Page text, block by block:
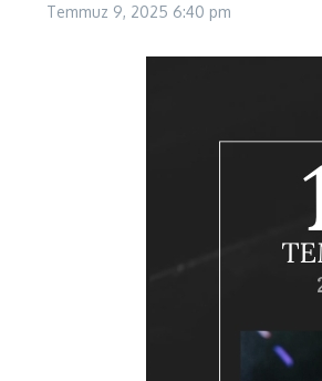
Temmuz 9, 2025 6:40 pm